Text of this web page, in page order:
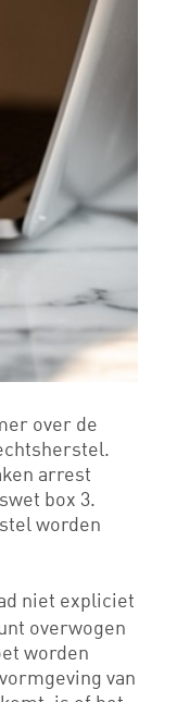
over de
arrest
box 3.
worden
niet expliciet
overwogen
worden
van